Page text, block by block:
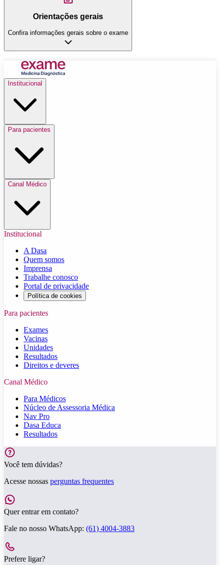
Orientações gerais
Confira informações gerais sobre o exame
Institucional
Para pacientes
Canal Médico
Institucional
A Dasa
Quem somos
Imprensa
Trabalhe conosco
Portal de privacidade
Política de cookies
Para pacientes
Exames
Vacinas
Unidades
Resultados
Direitos e deveres
Canal Médico
Para Médicos
Núcleo de Assessoria Médica
Nav Pro
Dasa Educa
Resultados
Você tem dúvidas?
Acesse nossas perguntas frequentes
Quer entrar em contato?
Fale no nosso WhatsApp: (61) 4004-3883
Prefere ligar?